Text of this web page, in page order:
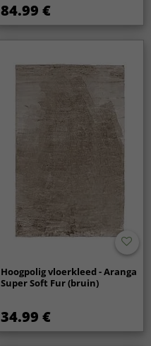
84.99 €
Hoogpolig vloerkleed - Aranga
Super Soft Fur (bruin)
34.99 €